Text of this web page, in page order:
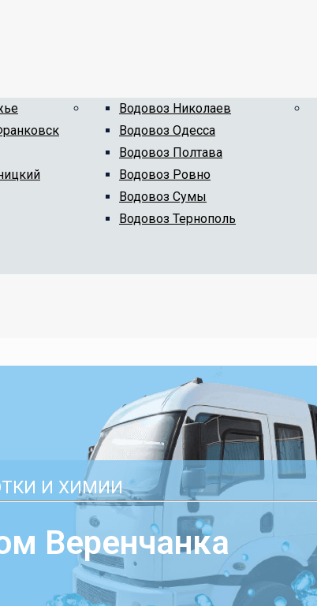
Водовоз Николаев
Водовоз Одесса
Водовоз Полтава
Водовоз Ровно
Водовоз Сумы
Водовоз Тернополь
И ХИМИИ
Веренчанка